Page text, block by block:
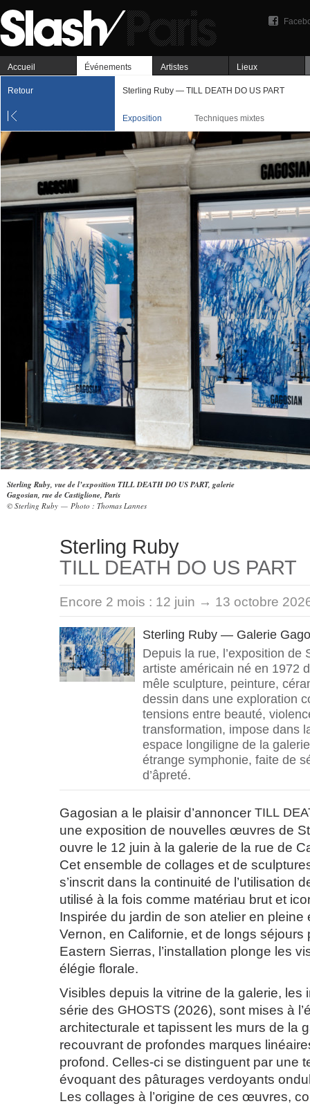
Accueil Événements Artistes Lieux
Retour Sterling Ruby — TILL DEATH DO US PART
Exposition Techniques mixtes
Sterling Ruby, vue de l’exposition TILL DEATH DO US PART, galerie
Gagosian, rue de Castiglione, Paris
© Sterling Ruby — Photo : Thomas Lannes
Sterling Ruby
TILL DEATH DO US PART
Encore 2 mois : 12 juin → 13 octobre
Sterling Ruby — Galerie
Depuis la rue, l’exposition de
artiste américain né en 1972
mêle sculpture, peinture,
dessin dans une exploration
tensions entre beauté,
transformation, impose dans
espace longiligne de la
étrange symphonie, faite de
d’âpreté.
Gagosian a le plaisir d’annoncer TILL
une exposition de nouvelles œuvres de
ouvre le 12 juin à la galerie de la rue de
Cet ensemble de collages et de
s’inscrit dans la continuité de l’utilisation
utilisé à la fois comme matériau brut et
Inspirée du jardin de son atelier en pleine
Vernon, en Californie, et de longs séjours
Eastern Sierras, l’installation plonge les
élégie florale.
Visibles depuis la vitrine de la galerie, les
série des GHOSTS (2026), sont mises à
architecturale et tapissent les murs de la
recouvrant de profondes marques
profond. Celles-ci se distinguent par une
évoquant des pâturages verdoyants
Les collages à l’origine de ces œuvres,